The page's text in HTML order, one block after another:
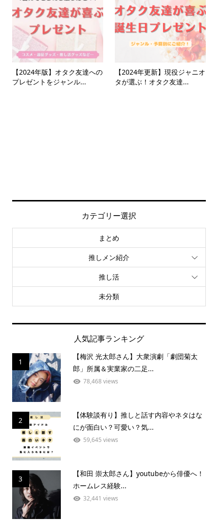
【2024年版】オタク友達への
プレゼントをジャンル...
【2024年更新】現役ジャニオ
タが選ぶ！オタク友達...
カテゴリー選択
まとめ
推しメン紹介
推し活
未分類
人気記事ランキング
1
【梅沢 光太郎さん】大衆演劇「劇団菊太
郎」所属＆実業家の二足...
78,468 views
2
【体験談有り】推しと話す内容やネタはな
にが面白い？可愛い？気...
59,645 views
3
【和田 崇太郎さん】youtubeから俳優へ！
ホームレス経験...
32,441 views